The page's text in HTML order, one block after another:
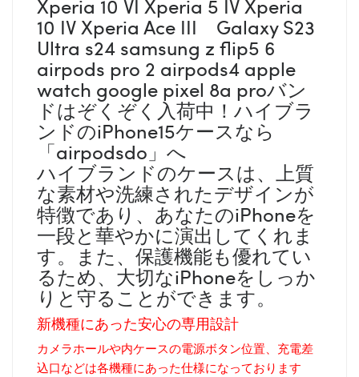
10 IV Xperia Ace III Galaxy S23
Ultra s24 samsung z flip5 6
airpods pro 2 airpods4 apple
watch google pixel 8a proバン
ドはぞくぞく入荷中！ハイブラ
ンドのiPhone15ケースなら
「airpodsdo」へ
ハイブランドのケースは、上質
な素材や洗練されたデザインが
特徴であり、あなたのiPhoneを
一段と華やかに演出してくれま
す。また、保護機能も優れてい
るため、大切なiPhoneをしっか
りと守ることができます。
新機種にあった安心の専用設計
カメラホールや内ケースの電源ボタン位置、充電差
込口などは各機種にあった仕様になっております